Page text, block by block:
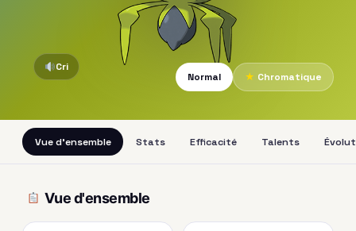
Cri
Normal
★ Chromatique
Vue d'ensemble Stats Efficacité Talents
Vue d'ensemble